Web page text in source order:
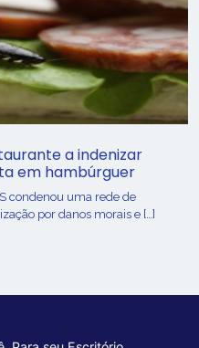
a indenizar
em hambúrguer
condenou uma rede de
por danos morais e […]